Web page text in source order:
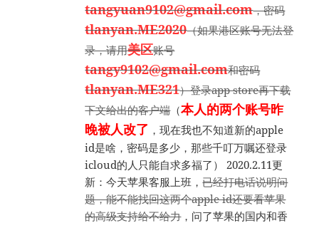
tangyuan9102@gmail.com，密码
tlanyan.ME2020（如果港区账号无法登
录，请用美区账号
tangy9102@gmail.com和密码
tlanyan.ME321）登录app store再下载
下文给出的客户端（本人的两个账号昨
晚被人改了 ，现在我也不知道新的apple
id是啥，密码是多少，那些千叮万嘱还登录
icloud的人只能自求多福了） 2020.2.11更
新：今天苹果客服上班，已经打电话说明问
题，能不能找回这两个apple id还要看苹果
的高级支持给不给力，问了苹果的国内和香